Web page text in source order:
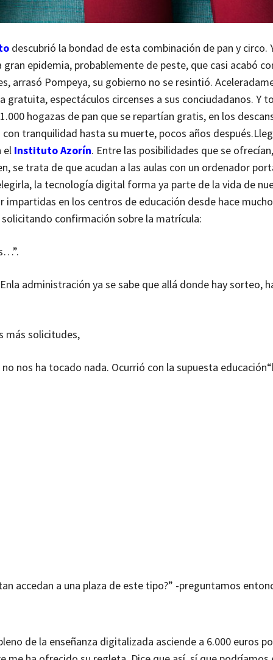
descubrió la bondad de esta combinación de pan y circo.
epidemia, probablemente de peste, que casi acabó
arrasó Pompeya, su gobierno no se resintió.
espectáculos circenses a sus conciudadanos. Y
hogazas de pan que se repartían gratis, en los
tranquilidad hasta su muerte, pocos años después.
el Instituto Azorín. Entre las posibilidades que se
se trata de que acudan a las aulas con un ordenador
la tecnología digital forma ya parte de la vida de
en los centros de educación desde hace
confirmación sobre la matrícula:
Enla administración ya se sabe que allá donde hay sorteo,
más solicitudes,
no nos ha tocado nada. Ocurrió con la supuesta educación
accedan a una plaza de este tipo?” -preguntamos
de la enseñanza digitalizada asciende a 6.000 euros